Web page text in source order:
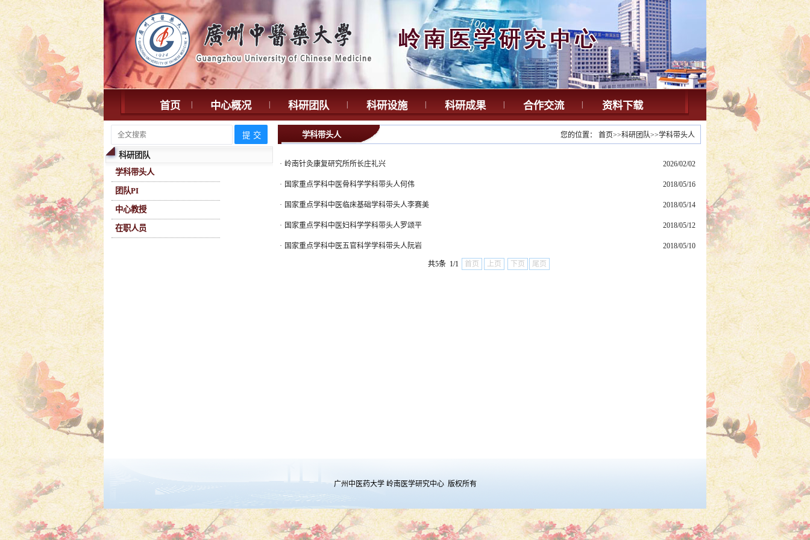
首页 中心概况 科研团队 科研设施 科研成果 合作交流 资料下载
科研团队
学科带头人
团队PI
中心教授
在职人员
学科带头人 您的位置： 首页>>科研团队>>学科带头人
· 岭南针灸康复研究所所长庄礼兴 2026/02/02
· 国家重点学科中医骨科学学科带头人何伟 2018/05/16
· 国家重点学科中医临床基础学科带头人李赛美 2018/05/14
· 国家重点学科中医妇科学学科带头人罗颂平 2018/05/12
· 国家重点学科中医五官科学学科带头人阮岩 2018/05/10
共5条 1/1 首页 上页 下页 尾页
广州中医药大学 岭南医学研究中心 版权所有